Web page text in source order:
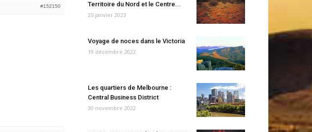
#152150
Territoire du Nord et le Centre...
25 janvier 2023
Voyage de noces dans le Victoria
19 décembre 2022
Les quartiers de Melbourne :
Central Business District
30 novembre 2022